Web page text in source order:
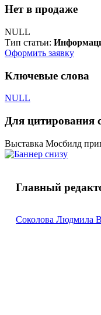
Нет в продаже
NULL
Тип статьи:
Оформить заявку
Ключевые слова
NULL
Для цитирования
Выставка Мосбилд
Главный
Соколова Людмила